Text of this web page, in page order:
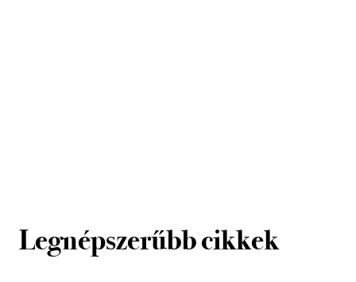
Legnépszerűbb cikkek